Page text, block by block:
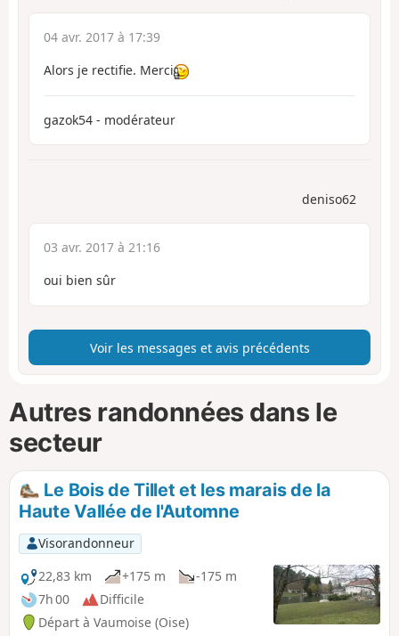
04 avr. 2017 à 17:39
Alors je rectifie. Merci
gazok54 - modérateur
deniso62
03 avr. 2017 à 21:16
oui bien sûr
Voir les messages et avis précédents
Autres randonnées dans le
secteur
Le Bois de Tillet et les marais de la
Haute Vallée de l'Automne
Visorandonneur
22,83 km
+175 m
-175 m
7h 00
Difficile
Départ à Vaumoise (Oise)